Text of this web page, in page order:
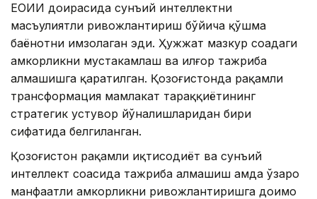
ЕОИИ доирасида сунъий интеллектни
масъулиятли ривожлантириш бўйича қўшма
баёнотни имзолаган эди. Ҳужжат мазкур соҳадаги
ҳамкорликни мустаҳкамлаш ва илғор тажриба
алмашишга қаратилган. Қозоғистонда рақамли
трансформация мамлакат тараққиётининг
стратегик устувор йўналишларидан бири
сифатида белгиланган.
Қозоғистон рақамли иқтисодиёт ва сунъий
интеллект соҳасида тажриба алмашиш ҳамда ўзаро
манфаатли ҳамкорликни ривожлантиришга доимо